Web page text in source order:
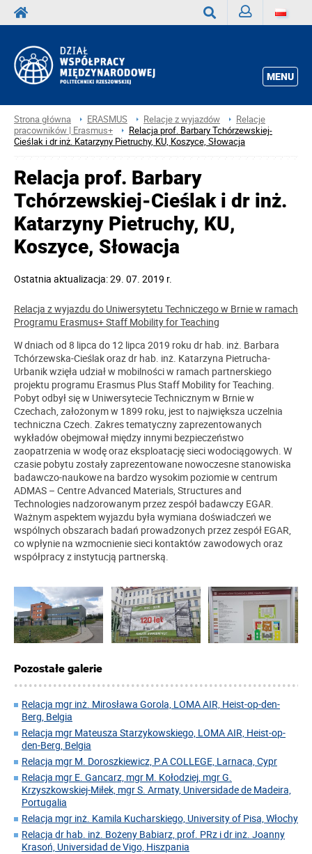
MENU
Strona główna ERASMUS Relacje z wyjazdów
Relacje
pracowników | Erasmus+
Relacja prof. Barbary Tchórzewskiej-
Cieślak i dr inż. Katarzyny Pietruchy, KU, Koszyce, Słowacja
Relacja prof. Barbary
Tchórzewskiej-Cieślak i dr inż.
Katarzyny Pietruchy, KU,
Koszyce, Słowacja
Ostatnia aktualizacja: 29. 07. 2019 r.
Relacja z wyjazdu do Uniwersytetu Techniczego w Brnie w ramach
Programu Erasmus+ Staff Mobility for Teaching
W dniach od 8 lipca do 12 lipca 2019 roku dr hab. inż. Barbara
Tchórzewska-Cieślak oraz dr hab. inż. Katarzyna Pietrucha-
Urbanik wzięła udział w mobilności w ramach partnerskiego
projektu programu Erasmus Plus Staff Mobility for Teaching.
Pobyt odbył się w Uniwersytecie Technicznym w Brnie w
Czechach, założonym w 1899 roku, jest to największa uczelnia
techniczna Czech. Zakres tematyczny zaprezentowanych
wykładów obejmował między innymi bezpieczeństwo
zaopatrzenia w wodę oraz eksploatację sieci wodociągowych. W
czasie pobytu zostały zaprezentowane nowoczesne stanowiska
badawczo-naukowe na bardzo wysokim poziomie w centrum
ADMAS – Centre Advanced Materials, Structures and
Technologies nadzorowanym przez zespół badawczy EGAR.
Ważnym aspektem wyjazdu była wymiana doświadczeń we
wspólnych obszarach badań prowadzonych przez zespół EGAR,
co wpłynie na wzmocnienie sieci kontaktów zawodowych oraz
współpracy z instytucją partnerską.
Pozostałe galerie
Relacja mgr inż. Mirosława Gorola, LOMA AIR, Heist-op-den-
Berg, Belgia
Relacja mgr Mateusza Starzykowskiego, LOMA AIR, Heist-op-
den-Berg, Belgia
Relacja mgr M. Doroszkiewicz, P.A COLLEGE, Larnaca, Cypr
Relacja mgr E. Gancarz, mgr M. Kołodziej, mgr G.
Krzyszkowskiej-Miłek, mgr S. Armaty, Universidade de Madeira,
Portugalia
Relacja mgr inż. Kamila Kucharskiego, University of Pisa, Włochy
Relacja dr hab. inż. Bożeny Babiarz, prof. PRz i dr inż. Joanny
Krasoń, Universidad de Vigo, Hiszpania